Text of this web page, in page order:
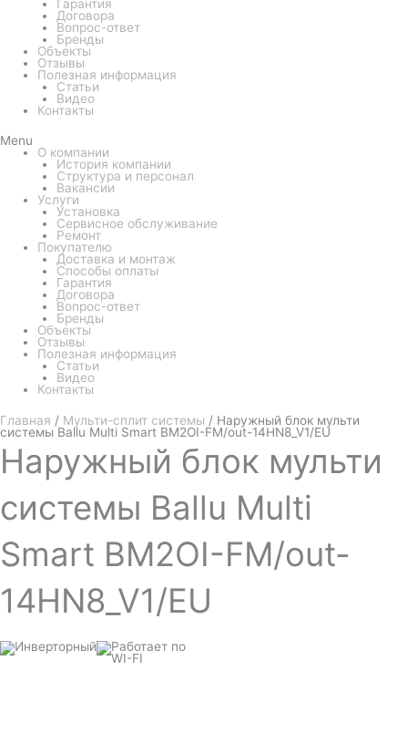
Гарантия
Договора
Вопрос-ответ
Бренды
Объекты
Отзывы
Полезная информация
Статьи
Видео
Контакты
Menu
О компании
История компании
Структура и персонал
Вакансии
Услуги
Установка
Сервисное обслуживание
Ремонт
Покупателю
Доставка и монтаж
Способы оплаты
Гарантия
Договора
Вопрос-ответ
Бренды
Объекты
Отзывы
Полезная информация
Статьи
Видео
Контакты
Главная / Мульти-сплит системы / Наружный блок мульти
системы Ballu Multi Smart BM2OI-FM/out-14HN8_V1/EU
Наружный блок мульти
системы Ballu Multi
Smart BM2OI-FM/out-
14HN8_V1/EU